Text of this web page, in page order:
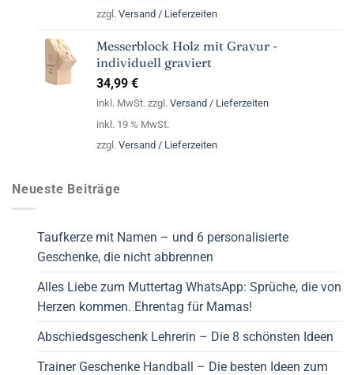
zzgl. Versand / Lieferzeiten
Messerblock Holz mit Gravur -
individuell graviert
34,99 €
inkl. MwSt. zzgl. Versand / Lieferzeiten
inkl. 19 % MwSt.
zzgl. Versand / Lieferzeiten
Neueste Beiträge
Taufkerze mit Namen – und 6 personalisierte
Geschenke, die nicht abbrennen
Alles Liebe zum Muttertag WhatsApp: Sprüche, die von
Herzen kommen. Ehrentag für Mamas!
Abschiedsgeschenk Lehrerin – Die 8 schönsten Ideen
Trainer Geschenke Handball – Die besten Ideen zum